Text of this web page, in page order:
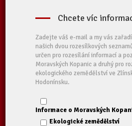
Chcete víc
Zadejte váš e-mail a my vás
našich dvou rozesílkových
určen pro rozesílání informací a
Moravských Kopanic a druhý pro
ekologického zemědělství ve
Hodonínsku.
Informace o Moravských
Ekologické zemědělství